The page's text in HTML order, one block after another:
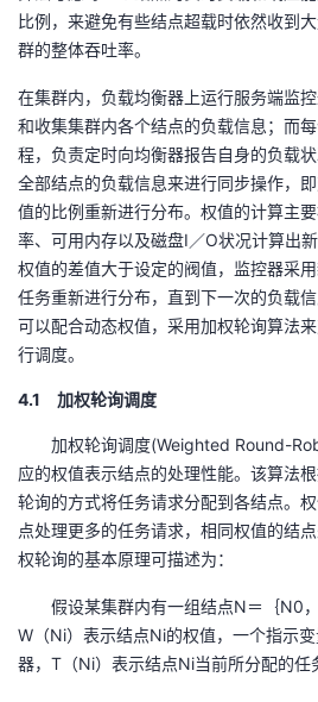
比例，来避免有些结点超载时依然收到
群的整体吞吐率。
在集群内，负载均衡器上运行服务端监
和收集集群内各个结点的负载信息；而
程，负责定时向均衡器报告自身的负载
全部结点的负载信息来进行同步操作，
值的比例重新进行分布。权值的计算主
率、可用内存以及磁盘I／O状况计算出
权值的差值大于设定的阀值，监控器采
任务重新进行分布，直到下一次的负载
可以配合动态权值，采用加权轮询算法
行调度。
4.1 加权轮询调度
加权轮询调度(Weighted Round-
应的权值表示结点的处理性能。该算法
轮询的方式将任务请求分配到各结点。
点处理更多的任务请求，相同权值的结
权轮询的基本原理可描述为：
假设某集群内有一组结点N＝｛N0，
W（Ni）表示结点Ni的权值，一个指示
器，T（Ni）表示结点Ni当前所分配的任